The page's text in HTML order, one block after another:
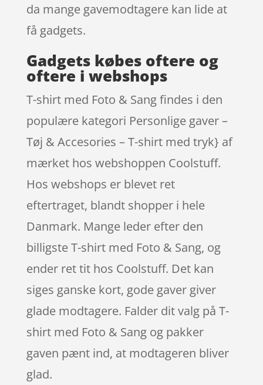
da mange gavemodtagere kan lide at
få gadgets.
Gadgets købes oftere og
oftere i webshops
T-shirt med Foto & Sang findes i den
populære kategori Personlige gaver –
Tøj & Accesories – T-shirt med tryk} af
mærket hos webshoppen Coolstuff.
Hos webshops er blevet ret
eftertraget, blandt shopper i hele
Danmark. Mange leder efter den
billigste T-shirt med Foto & Sang, og
ender ret tit hos Coolstuff. Det kan
siges ganske kort, gode gaver giver
glade modtagere. Falder dit valg på T-
shirt med Foto & Sang og pakker
gaven pænt ind, at modtageren bliver
glad.